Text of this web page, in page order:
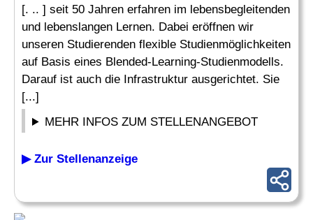
[. .. ] seit 50 Jahren erfahren im lebensbegleitenden
und lebenslangen Lernen. Dabei eröffnen wir
unseren Studierenden flexible Studienmöglichkeiten
auf Basis eines Blended-Learning-Studienmodells.
Darauf ist auch die Infrastruktur ausgerichtet. Sie
[...]
MEHR INFOS ZUM STELLENANGEBOT
▶ Zur Stellenanzeige